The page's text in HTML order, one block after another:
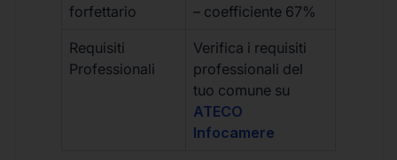
forfettario
– coefficiente 67%
Requisiti
Professionali
Verifica i requisiti
professionali del
tuo comune su
ATECO
Infocamere